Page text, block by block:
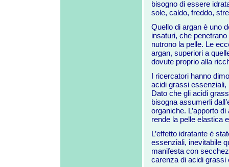
bisogno di essere
sole, caldo, freddo,
Quello di argan è uno
insaturi, che
nutrono la pelle. Le
argan, superiori a
dovute proprio alla
I ricercatori hanno
acidi grassi essenziali,
Dato che gli acidi
bisogna assumerli
organiche. L’apporto
rende la pelle elastica
L’effetto idratante è
essenziali, inevitabile
manifesta con
carenza di acidi grassi